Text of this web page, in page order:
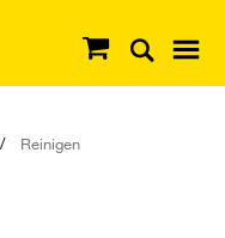
Reinigen